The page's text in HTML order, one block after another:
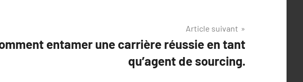
Article suivant
entamer une carrière réussie en tant
qu’agent de sourcing.